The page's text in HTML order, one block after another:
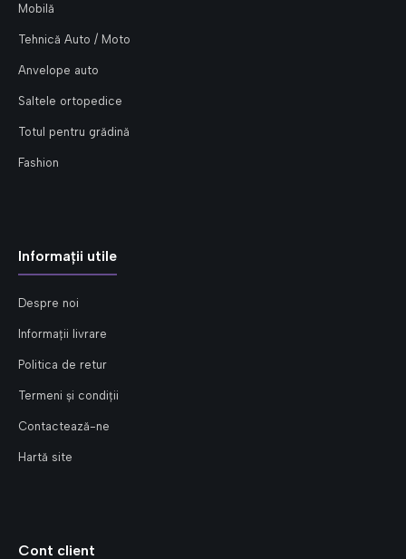
Mobilă
Tehnică Auto / Moto
Anvelope auto
Saltele ortopedice
Totul pentru grădină
Fashion
Informații utile
Despre noi
Informații livrare
Politica de retur
Termeni și condiții
Contactează-ne
Hartă site
Cont client